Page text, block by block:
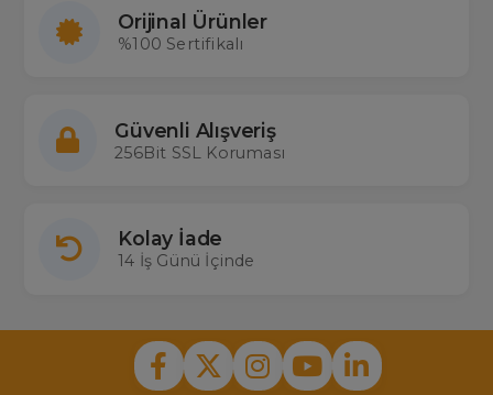
Orijinal Ürünler
%100 Sertifikalı
Güvenli Alışveriş
256Bit SSL Koruması
Kolay İade
14 İş Günü İçinde